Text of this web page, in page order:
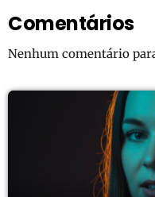
Comentários
Nenhum comentário